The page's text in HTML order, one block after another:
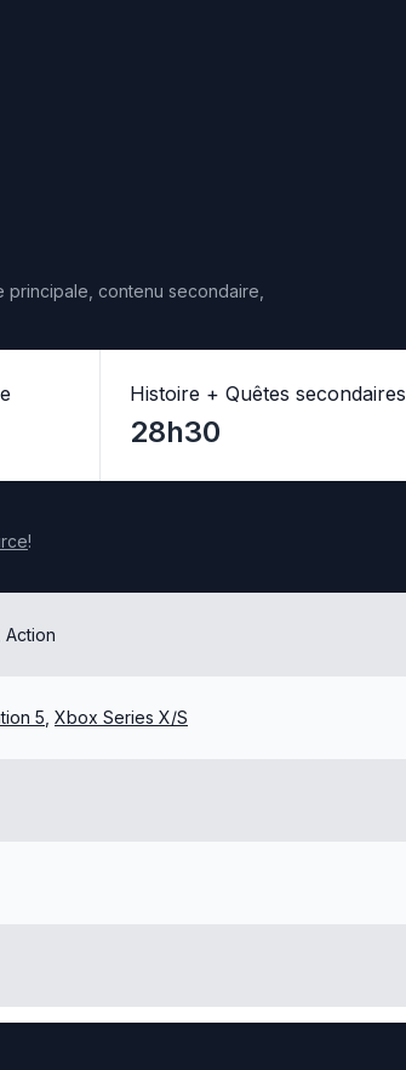
contenu secondaire,
Histoire + Quêtes secondaires
28h30
!
Action
5 Xbox Series X/S